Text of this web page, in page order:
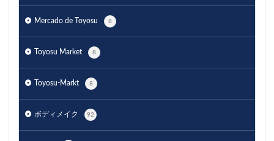
Mercado de Toyosu 8
Toyosu Market 8
Toyosu-Markt 8
ボディメイク 92